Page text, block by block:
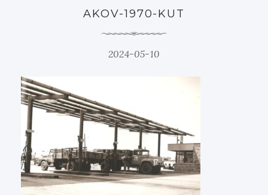
AKOV-1970-KUT
2024-05-10